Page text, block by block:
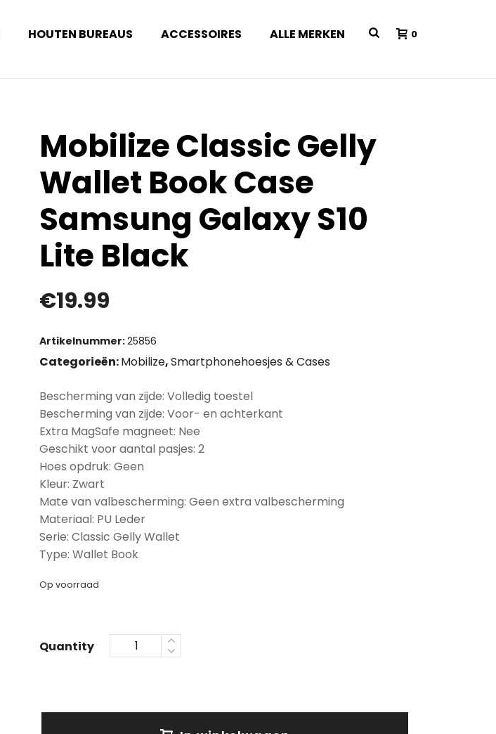
HOUTEN BUREAUS ACCESSOIRES ALLE MERKEN 0
Mobilize Classic Gelly
Wallet Book Case
Samsung Galaxy S10
Lite Black
€19.99
Artikelnummer:25856
Categorieën:Mobilize,Smartphonehoesjes & Cases
Bescherming van zijde: Volledig toestel
Bescherming van zijde: Voor- en achterkant
Extra MagSafe magneet: Nee
Geschikt voor aantal pasjes: 2
Hoes opdruk: Geen
Kleur: Zwart
Mate van valbescherming: Geen extra valbescherming
Materiaal: PU Leder
Serie: Classic Gelly Wallet
Type: Wallet Book
Op voorraad
Quantity